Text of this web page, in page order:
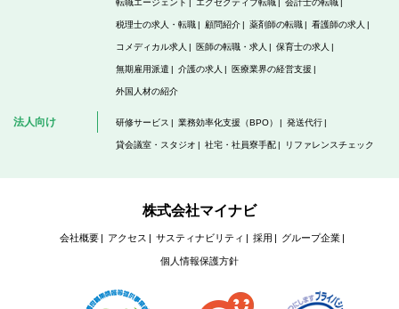
転職エージェント エグゼクティブ転職 会計士の転職
税理士の求人・転職 顧問紹介 薬剤師の転職 看護師の求人
コメディカル求人 医師の転職・求人 保育士の求人
無期雇用派遣 介護の求人 医療業界の経営支援
外国人材の紹介
法人向け 研修サービス 業務効率化支援（BPO） 発送代行
貸会議室・スタジオ 社宅・社員寮手配 リファレンスチェック
株式会社マイナビ
会社概要 アクセス サスティナビリティ 採用 グループ企業
個人情報保護方針